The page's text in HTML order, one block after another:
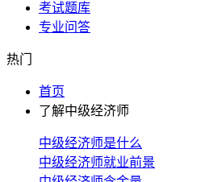
考试题库
专业问答
热门
首页
了解中级经济师
中级经济师是什么
中级经济师就业前景